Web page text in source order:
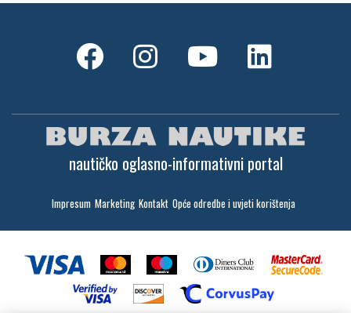
nautičko oglasno-informativni portal
Impresum Marketing Kontakt Opće odredbe i uvjeti korištenja